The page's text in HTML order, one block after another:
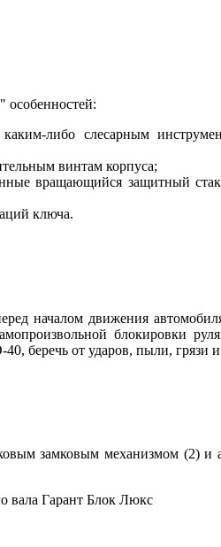
особенностей:
либо слесарным
винтам корпуса;
вращающийся защитный
ключа.
началом движения
блокировки
беречь от ударов, пыли, грязи
замковым механизмом (2) и